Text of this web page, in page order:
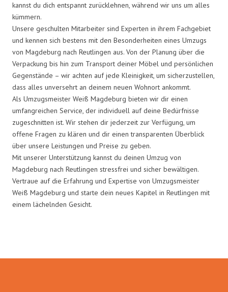
kannst du dich entspannt zurücklehnen, während wir uns um alles
kümmern.
Unsere geschulten Mitarbeiter sind Experten in ihrem Fachgebiet
und kennen sich bestens mit den Besonderheiten eines Umzugs
von Magdeburg nach Reutlingen aus. Von der Planung über die
Verpackung bis hin zum Transport deiner Möbel und persönlichen
Gegenstände – wir achten auf jede Kleinigkeit, um sicherzustellen,
dass alles unversehrt an deinem neuen Wohnort ankommt.
Als Umzugsmeister Weiß Magdeburg bieten wir dir einen
umfangreichen Service, der individuell auf deine Bedürfnisse
zugeschnitten ist. Wir stehen dir jederzeit zur Verfügung, um
offene Fragen zu klären und dir einen transparenten Überblick
über unsere Leistungen und Preise zu geben.
Mit unserer Unterstützung kannst du deinen Umzug von
Magdeburg nach Reutlingen stressfrei und sicher bewältigen.
Vertraue auf die Erfahrung und Expertise von Umzugsmeister
Weiß Magdeburg und starte dein neues Kapitel in Reutlingen mit
einem lächelnden Gesicht.